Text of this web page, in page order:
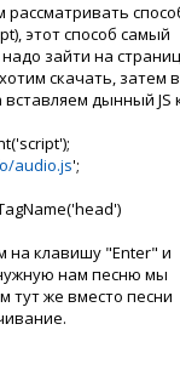
этот способ самый
зайти на
скачать, затем в
дынный JS
audio.js';
на клавишу "Enter" и
нам песню мы
тут же вместо песни